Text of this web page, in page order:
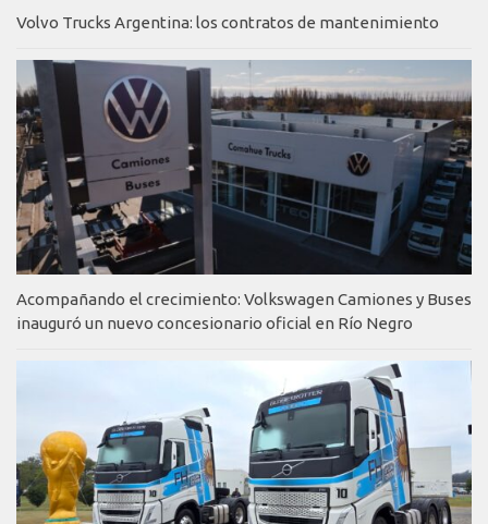
Volvo Trucks Argentina: los contratos de mantenimiento
Acompañando el crecimiento: Volkswagen Camiones y Buses
inauguró un nuevo concesionario oficial en Río Negro